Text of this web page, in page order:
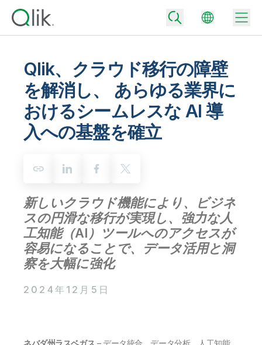
Back
コミュニティ
カスタマーサポート
カスタマーポータル
初期トレーニング
Back
企業情報
採用情報
ニュースルーム
Back
Qlik
Back
Qlik が選ばれる理由
Qlik のデータ統合とデータ分析の価値を最大化
Back
すべての製品
Back
データ統合とデータ品質の価格
トな意思決定を促進します。
データ分析の価格
適切なデータ分析プランで、より優れたインサイトを獲得し、ビジネス成果
の達成をサポートします。
Back
リソースライブラリ
コミュニティ
Qlik、クラウド移行の障壁
を解消し、 あらゆる業界に
おけるシームレスな AI 導
入への基盤を確立
新しいクラウド機能により、ビジネ
スの円滑な移行が実現し、強力な人
工知能（AI）ツールへのアクセスが
容易になることで、データ活用と洞
察を大幅に強化
2024年12月5日
ネバダ州ラスベガス – データ統合、データ分析、人工知能